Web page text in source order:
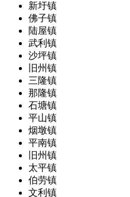
新圩镇
佛子镇
陆屋镇
武利镇
沙坪镇
旧州镇
三隆镇
那隆镇
石塘镇
平山镇
烟墩镇
平南镇
旧州镇
太平镇
伯劳镇
文利镇